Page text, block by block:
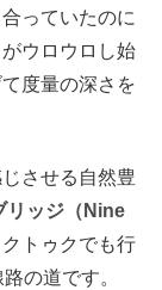
っていたのに
ウロウロし始
度量の深さを
させる自然豊
リッジ（Nine
トゥクでも行
の道です。